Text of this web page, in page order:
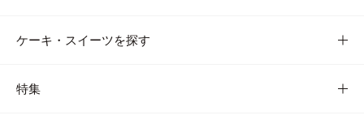
ケーキ・スイーツを探す
特集